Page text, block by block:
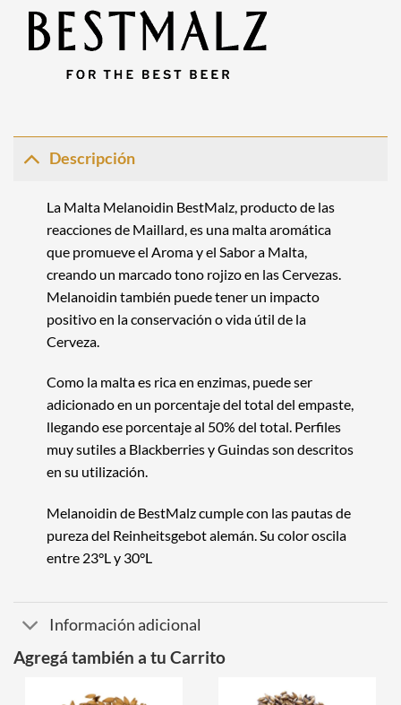
Descripción
La MaltaMelanoidin BestMalz, producto de las
reacciones de Maillard, es una malta aromática
que promueve el Aroma y el Sabor a Malta,
creando un marcado tono rojizo en las Cervezas.
Melanoidin también puede tener un impacto
positivo en la conservación o vida útil de la
Cerveza.
Como la malta es rica en enzimas, puede ser
adicionado en un porcentaje del total del empaste,
llegando ese porcentaje al 50% del total. Perfiles
muy sutiles a Blackberries y Guindas son descritos
en su utilización.
Melanoidin de BestMalz cumple con las pautas de
pureza del Reinheitsgebot alemán. Su color oscila
entre 23°L y 30°L
Información adicional
Agregá también a tu Carrito